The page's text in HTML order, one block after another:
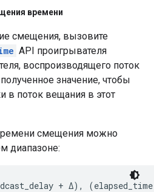
времени
смещения, вызовите
API проигрывателя
воспроизводящего поток
значение, чтобы
в поток вещания в этот
смещения можно
диапазоне:
+ Δ),